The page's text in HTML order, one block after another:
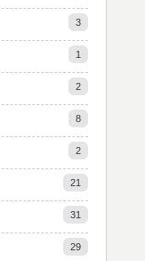
3
1
2
8
2
21
31
29